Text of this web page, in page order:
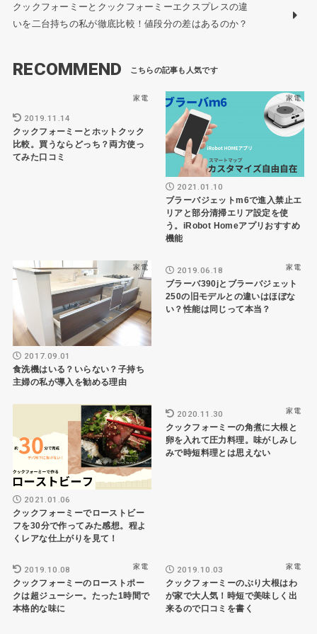
クックフォーミーとクックフォーミーエクスプレスの違
いを二台持ちの私が徹底比較！値段分の差はあるのか？
RECOMMEND
家電
2019.11.14
クックフォーミーとホットクック
比較。買うならどっち？両方使っ
てみた口コミ
家電
2021.01.10
ブラーバジェットm6で進入禁止エ
リアと部分清掃エリア設定を使
う。iRobot Homeアプリおすすめ
機能
家電
2017.09.01
食洗機はいる？いらない？子持ち
主婦の私が導入を勧める理由
家電
2019.06.18
ブラーバ390jとブラーバジェット
250の旧モデルとの違いはほぼな
い？性能は同じって本当？
家電
2021.01.06
クックフォーミーでローストビー
フを30分で作ってみた感想。程よ
くレアな仕上がりを見て！
家電
2020.11.30
クックフォーミーの角煮に大根と
卵を入れて圧力料理。味がしみし
みで時短料理とは思えない
家電
2019.10.08
クックフォーミーのローストポー
クは超ジューシー。たった1時間で
本格的な味に
家電
2019.10.03
クックフォーミーのぶり大根はわ
が家で大人気！時短で美味しく出
来るので口コミを書く